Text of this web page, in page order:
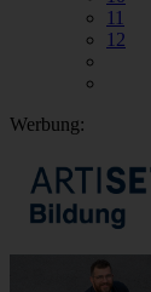
11
12
Werbung: